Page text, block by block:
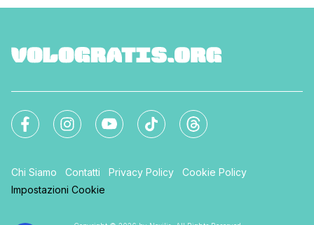
Chi Siamo Contatti Privacy Policy
Cookie Policy
Impostazioni Cookie